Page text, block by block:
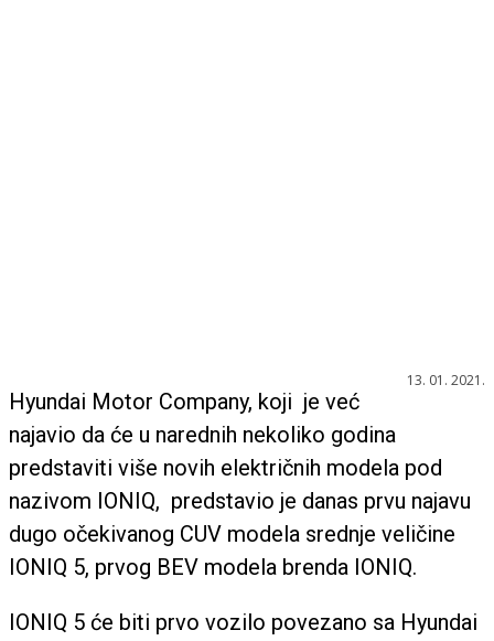
13. 01. 2021.
Hyundai Motor Company, koji je već
najavio da će u narednih nekoliko godina
predstaviti više novih električnih modela pod
nazivom IONIQ, predstavio je danas prvu najavu
dugo očekivanog CUV modela srednje veličine
IONIQ 5, prvog BEV modela brenda IONIQ.
IONIQ 5 će biti prvo vozilo povezano sa Hyundai